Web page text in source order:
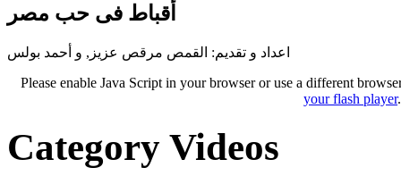
أقباط فى حب مصر
اعداد و تقديم: القمص مرقص عزيز, و أحمد بولس
Please enable Java Script in your browser or use a different
your flash player.
Category Videos